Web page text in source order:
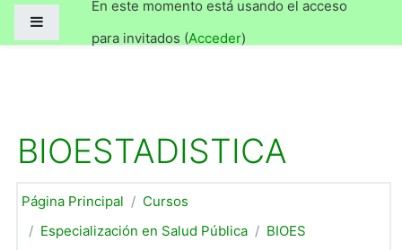
Medicina
Salta al contenido principal
Medicina
En este momento está usando el acceso
para invitados (Acceder)
BIOESTADISTICA
Página Principal
Cursos
Especialización en Salud Pública
BIOES